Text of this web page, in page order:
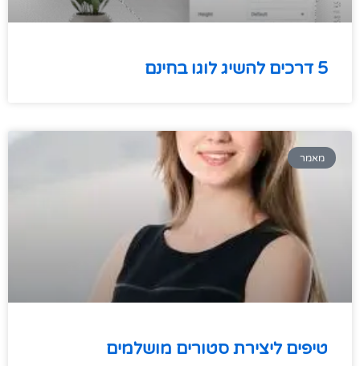
5 דרכים להשיג לוגו בחינם
מאמר
טיפים ליצירת סטורים מושלמים